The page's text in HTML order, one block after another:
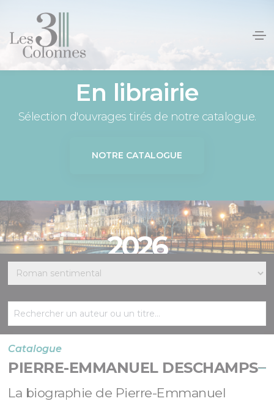
En librairie
Sélection d'ouvrages tirés de notre catalogue.
NOTRE CATALOGUE
2026
Catalogue
PIERRE-EMMANUEL DESCHAMPS
La biographie de Pierre-Emmanuel